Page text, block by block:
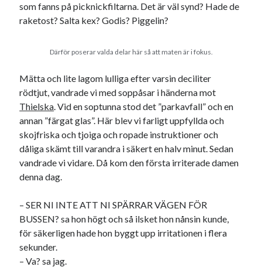
som fanns på picknickfiltarna. Det är väl synd? Hade de
raketost? Salta kex? Godis? Piggelin?
Därför poserar valda delar här så att maten är i fokus.
Mätta och lite lagom lulliga efter varsin deciliter
rödtjut, vandrade vi med soppåsar i händerna mot
Thielska. Vid en soptunna stod det ”parkavfall” och en
annan ”färgat glas”. Här blev vi farligt uppfyllda och
skojfriska och tjoiga och ropade instruktioner och
dåliga skämt till varandra i säkert en halv minut. Sedan
vandrade vi vidare. Då kom den första irriterade damen
denna dag.
– SER NI INTE ATT NI SPÄRRAR VÄGEN FÖR
BUSSEN? sa hon högt och så ilsket hon nånsin kunde,
för säkerligen hade hon byggt upp irritationen i flera
sekunder.
– Va? sa jag.